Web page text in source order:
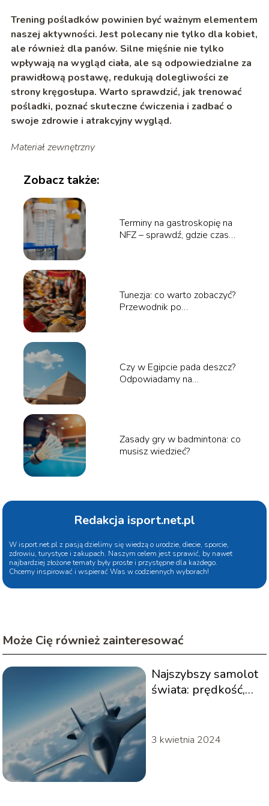
Trening pośladków powinien być ważnym elementem
naszej aktywności. Jest polecany nie tylko dla kobiet,
ale również dla panów. Silne mięśnie nie tylko
wpływają na wygląd ciała, ale są odpowiedzialne za
prawidłową postawę, redukują dolegliwości ze
strony kręgosłupa. Warto sprawdzić, jak trenować
pośladki, poznać skuteczne ćwiczenia i zadbać o
swoje zdrowie i atrakcyjny wygląd.
Materiał zewnętrzny
Zobacz także:
Terminy na gastroskopię na
NFZ – sprawdź, gdzie czas
Tunezja: co warto zobaczyć?
Przewodnik po
Czy w Egipcie pada deszcz?
Odpowiadamy na
Zasady gry w badmintona: co
musisz wiedzieć?
Redakcja isport.net.pl
W isport.net.pl z pasją dzielimy się wiedzą o urodzie, diecie, sporcie,
zdrowiu, turystyce i zakupach. Naszym celem jest sprawić, by nawet
najbardziej złożone tematy były proste i przystępne dla każdego.
Chcemy inspirować i wspierać Was w codziennych wyborach!
Może Cię również zainteresować
Najszybszy samolot
świata: prędkość,
3 kwietnia 2024